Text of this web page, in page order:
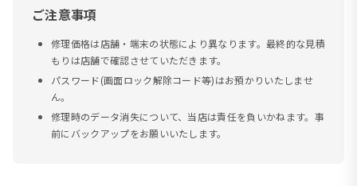
ご注意事項
修理価格は店舗・端末の状態により異なります。最終的な見積
もりは店舗で確認させていただきます。
パスワード(画面ロック解除コード等)はお預かりいたしませ
ん。
修理時のデータ消失について、当店は責任を負いかねます。事
前にバックアップをお願いいたします。